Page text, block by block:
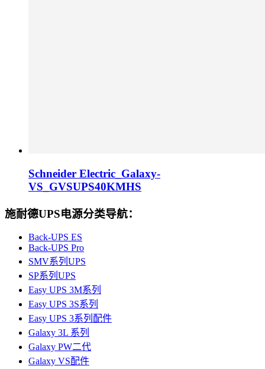
Schneider Electric_Galaxy-
VS_GVSUPS40KMHS
施耐德UPS电源分类导航：
Back-UPS ES
Back-UPS Pro
SMV系列UPS
SP系列UPS
Easy UPS 3M系列
Easy UPS 3S系列
Easy UPS 3系列配件
Galaxy 3L 系列
Galaxy PW二代
Galaxy VS配件